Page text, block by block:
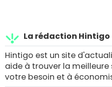
La rédaction Hintigo
Hintigo est un site
aide à trouver la
votre besoin et à